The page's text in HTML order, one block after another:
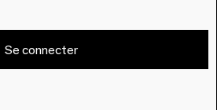
Se connecter